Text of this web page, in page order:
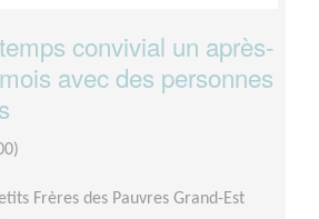
convivial un après-
avec des personnes
Frères des Pauvres Grand-Est